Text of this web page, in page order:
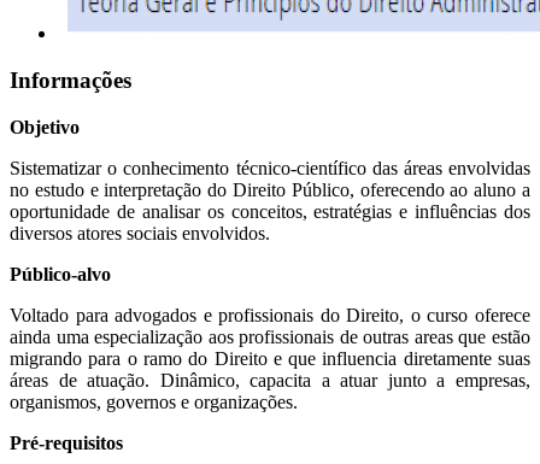
Informações
Objetivo
Sistematizar o conhecimento técnico-científico das áreas envolvidas
no estudo e interpretação do Direito Público, oferecendo ao aluno a
oportunidade de analisar os conceitos, estratégias e influências dos
diversos atores sociais envolvidos.
Público-alvo
Voltado para advogados e profissionais do Direito, o curso oferece
ainda uma especialização aos profissionais de outras areas que estão
migrando para o ramo do Direito e que influencia diretamente suas
áreas de atuação. Dinâmico, capacita a atuar junto a empresas,
organismos, governos e organizações.
Pré-requisitos